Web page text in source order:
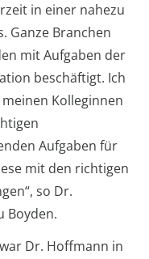
in einer nahezu
Ganze Branchen
mit Aufgaben der
beschäftigt. Ich
Kolleginnen
Aufgaben für
mit den richtigen
so Dr.
Boyden.
Dr. Hoffmann in